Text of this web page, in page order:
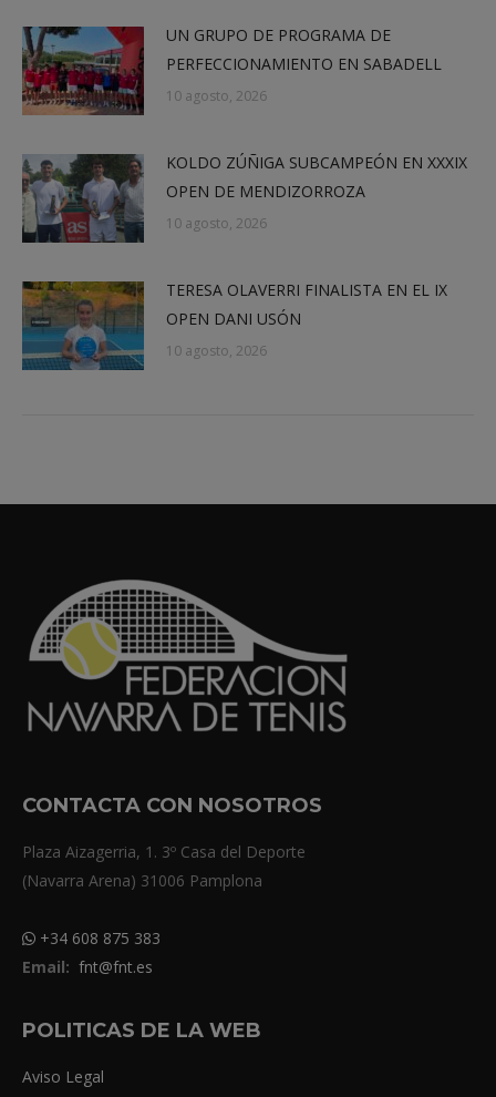
UN GRUPO DE PROGRAMA DE
PERFECCIONAMIENTO EN SABADELL
10 agosto, 2026
KOLDO ZÚÑIGA SUBCAMPEÓN EN XXXIX
OPEN DE MENDIZORROZA
10 agosto, 2026
TERESA OLAVERRI FINALISTA EN EL IX
OPEN DANI USÓN
10 agosto, 2026
CONTACTA CON NOSOTROS
Plaza Aizagerria, 1. 3º Casa del Deporte
(Navarra Arena) 31006 Pamplona
+34 608 875 383
Email: fnt@fnt.es
POLITICAS DE LA WEB
Aviso Legal